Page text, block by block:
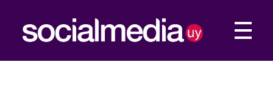
Social Media UY
Construimos tu presencia Web